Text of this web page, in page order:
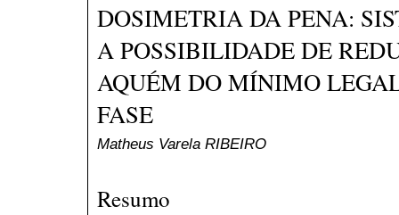
DOSIMETRIA DA PENA:
A POSSIBILIDADE DE
AQUÉM DO MÍNIMO
FASE
Matheus Varela RIBEIRO
Resumo